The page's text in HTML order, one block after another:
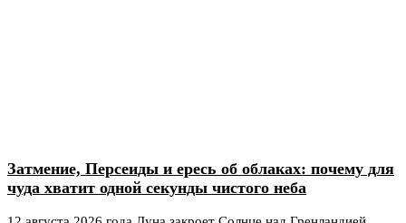
Затмение, Персеиды и ересь об облаках: почему для
чуда хватит одной секунды чистого неба